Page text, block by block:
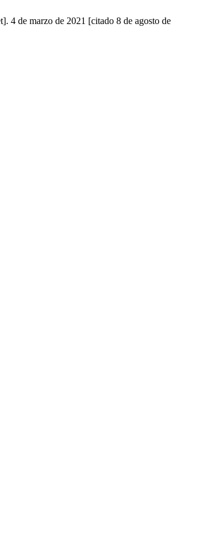
4 de marzo de 2021 [citado 8 de agosto de